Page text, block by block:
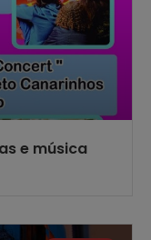
e música